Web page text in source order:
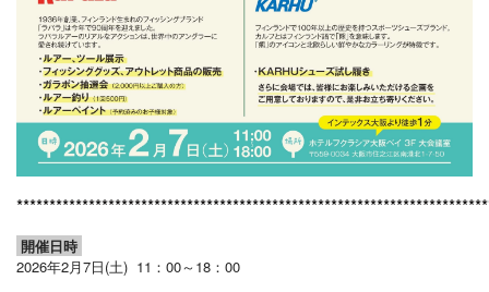
開催日時
2026年2月7日(土) 11 ：00～18：00